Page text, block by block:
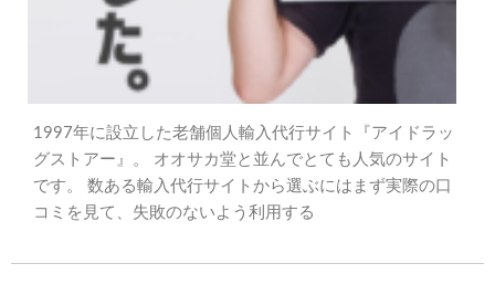
1997年に設立した老舗個人輸入代行サイト『アイドラッ
グストアー』。 オオサカ堂と並んでとても人気のサイト
です。 数ある輸入代行サイトから選ぶにはまず実際の口
コミを見て、失敗のないよう利用する